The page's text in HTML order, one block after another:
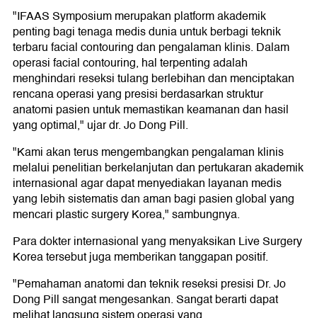
"IFAAS Symposium merupakan platform akademik
penting bagi tenaga medis dunia untuk berbagi teknik
terbaru facial contouring dan pengalaman klinis. Dalam
operasi facial contouring, hal terpenting adalah
menghindari reseksi tulang berlebihan dan menciptakan
rencana operasi yang presisi berdasarkan struktur
anatomi pasien untuk memastikan keamanan dan hasil
yang optimal," ujar dr. Jo Dong Pill.
"Kami akan terus mengembangkan pengalaman klinis
melalui penelitian berkelanjutan dan pertukaran akademik
internasional agar dapat menyediakan layanan medis
yang lebih sistematis dan aman bagi pasien global yang
mencari plastic surgery Korea," sambungnya.
Para dokter internasional yang menyaksikan Live Surgery
Korea tersebut juga memberikan tanggapan positif.
"Pemahaman anatomi dan teknik reseksi presisi Dr. Jo
Dong Pill sangat mengesankan. Sangat berarti dapat